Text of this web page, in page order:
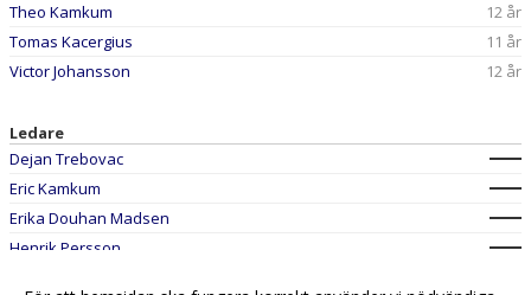
Theo Kamkum
12 år
Tomas Kacergius
11 år
Victor Johansson
12 år
Ledare
Dejan Trebovac
Eric Kamkum
Erika Douhan Madsen
Henrik Persson